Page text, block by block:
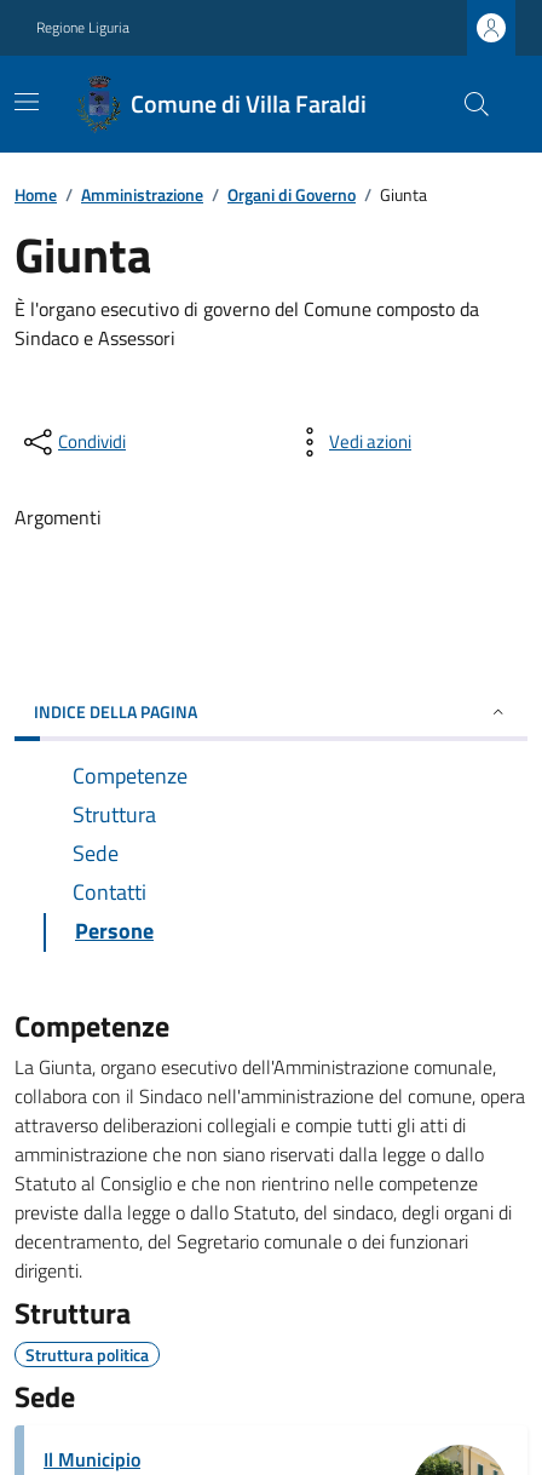
Regione Liguria
Comune di Villa Faraldi
Home / Amministrazione / Organi di Governo / Giunta
Giunta
È l'organo esecutivo di governo del Comune composto da
Sindaco e Assessori
Condividi Vedi azioni
Argomenti
INDICE DELLA PAGINA
Competenze
Struttura
Sede
Contatti
Persone
Competenze
La Giunta, organo esecutivo dell'Amministrazione comunale,
collabora con il Sindaco nell'amministrazione del comune, opera
attraverso deliberazioni collegiali e compie tutti gli atti di
amministrazione che non siano riservati dalla legge o dallo
Statuto al Consiglio e che non rientrino nelle competenze
previste dalla legge o dallo Statuto, del sindaco, degli organi di
decentramento, del Segretario comunale o dei funzionari
dirigenti.
Struttura
Struttura politica
Sede
Il Municipio